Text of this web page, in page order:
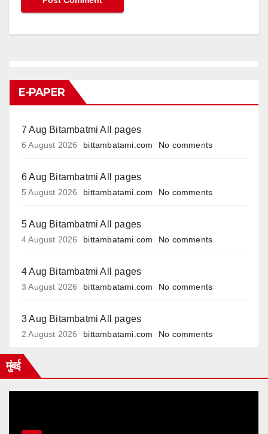
E-PAPER
7 Aug Bitambatmi All pages
6 August 2026 bittambatami.com No comments
6 Aug Bitambatmi All pages
5 August 2026 bittambatami.com No comments
5 Aug Bitambatmi All pages
4 August 2026 bittambatami.com No comments
4 Aug Bitambatmi All pages
3 August 2026 bittambatami.com No comments
3 Aug Bitambatmi All pages
2 August 2026 bittambatami.com No comments
मुंबई